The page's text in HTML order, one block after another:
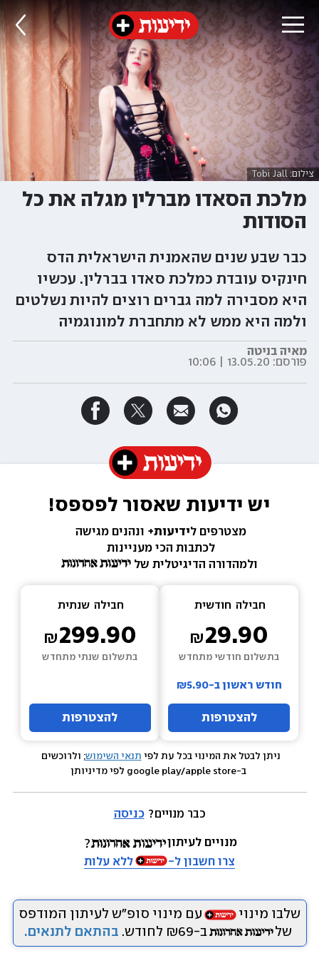
צילום: Tobi Jall
מלכת הסאדו מברלין מגלה את כל
הסודות
כבר שבע שנים שהאמנית הישראלית הדס
חינקיס עובדת כמלכת סאדו בברלין. עכשיו
היא מסבירה למה גברים רוצים להיות נשלטים
ולמה היא ממש לא מתחברת למונוגמיה
מאיה בניטה
פורסם: 13.05.20 | 10:06
יש ידיעות שאסור לפספס!
מצטרפים לידיעות+ ונהנים מגישה
לכתבות הכי מעניינות
ולמהדורה הדיגיטלית של
חבילה חודשית
29.90
בתשלום חודשי מתחדש
חודש ראשון ב-₪5.90
להצטרפות
חבילה שנתית
299.90
בתשלום שנתי מתחדש
להצטרפות
ניתן לבטל את המינוי בכל עת לפי תנאי השימוש; ולרוכשים
כבר מנויים? כניסה
מנויים לעיתון
צרו חשבון ל-
ללא עלות
שלבו מינוי
עם מינוי סופ״ש לעיתון המודפס
של
ב-₪69 לחודש. בהתאם לתנאים.